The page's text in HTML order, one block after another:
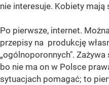
nie interesuje. Kobiety mają
Po pierwsze, internet.
przepisy na produkcję
„ogólnoporonnych".
bo nie ma on w Polsce
sytuacjach pomagać; to